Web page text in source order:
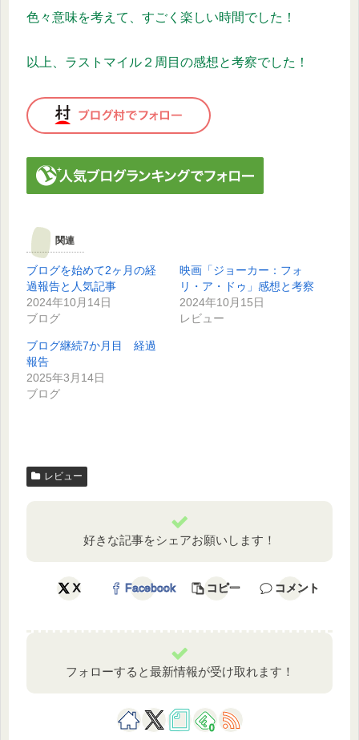
色々意味を考えて、すごく楽しい時間でした！
以上、ラストマイル２周目の感想と考察でした！
関連
ブログを始めて2ヶ月の経
過報告と人気記事
2024年10月14日
ブログ
映画「ジョーカー：フォ
リ・ア・ドゥ」感想と考察
2024年10月15日
レビュー
ブログ継続7か月目 経過
報告
2025年3月14日
ブログ
レビュー
好きな記事をシェアお願いします！
X Facebook コピー コメント
フォローすると最新情報が受け取れます！
0